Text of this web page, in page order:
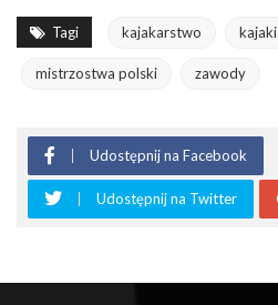
Tagi kajakarstwo kajaki
mistrzostwa polski zawody
Udostępnij na Facebook
Udostępnij na Twitter